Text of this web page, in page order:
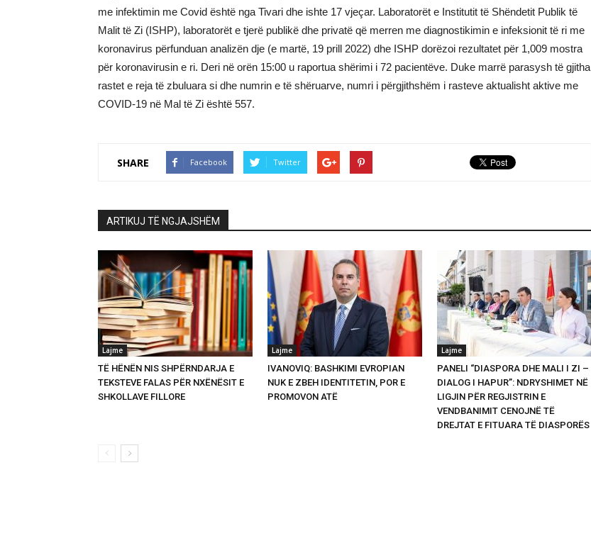
me infektimin me Covid është nga Tivari dhe ishte 17 vjeçar. Laboratorët e Institutit të Shëndetit Publik të
Malit të Zi (ISHP), laboratorët e tjerë publikë dhe privatë që merren me diagnostikimin e infeksionit të ri me
koronavirus përfunduan analizën dje (e martë, 19 prill 2022) dhe ISHP dorëzoi rezultatet për 1,009 mostra
për koronavirusin e ri. Deri në orën 15:00 u raportua shërimi i 72 pacientëve. Duke marrë parasysh të gjitha
rastet e reja të zbuluara si dhe numrin e të shëruarve, numri i përgjithshëm i rasteve aktualisht aktive me
COVID-19 në Mal të Zi është 557.
SHARE Facebook Twitter
ARTIKUJ TË NGJAJSHËM
Lajme
TË HËNËN NIS SHPËRNDARJA E
TEKSTEVE FALAS PËR NXËNËSIT E
SHKOLLAVE FILLORE
Lajme
IVANOVIQ: BASHKIMI EVROPIAN
NUK E ZBEH IDENTITETIN, POR E
PROMOVON ATË
Lajme
PANELI “DIASPORA DHE MALI I ZI –
DIALOG I HAPUR”: NDRYSHIMET NË
LIGJIN PËR REGJISTRIN E
VENDBANIMIT CENOJNË TË
DREJTAT E FITUARA TË DIASPORËS